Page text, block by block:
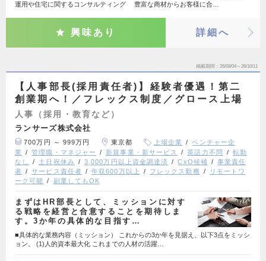
運用や住宅に関するコンサルティング 豊富な商材からお客様に合…
興味あり 詳細へ
掲載期間 26/08/04～26/10/11
【人事部長(採用責任者)】経験者優遇！第二
創業期へ！／フレックス制度／グロース上場
人事（採用・教育など）
ランサーズ株式会社
700万円 ～ 999万円 東京都 上場企業
ベンチャー企
業
管理職・マネジャー 新規事業・新サービス 英語力不問
転勤
なし
土日祝休み 3,000万円以上資金調達済 CxO候補
事業責任
者
サービス責任者 年収600万以上 フレックス勤務
リモートワ
ーク可能
副業してもOK
まずはHR部長として、ミッションに対す
る戦略を経営と合意することを期待しま
す。3か年の具体的な目指す…
■具体的な業務内容（ミッション） これからの3か年を見据え、以下3点をミッシ
ョン。 (1)人的資本最大化 これまでの人材の活躍…